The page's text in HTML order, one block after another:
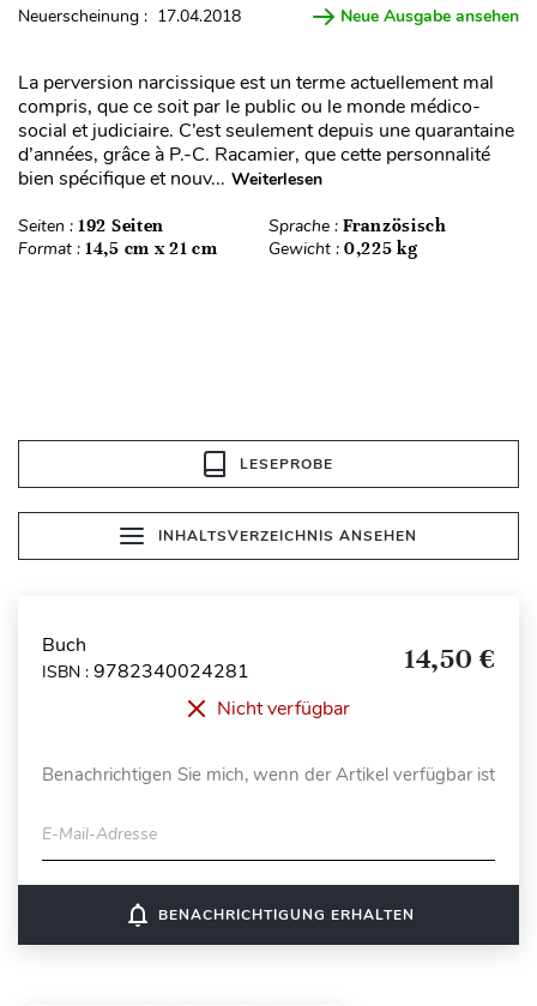
Neuerscheinung : 17.04.2018
Neue Ausgabe ansehen
La perversion narcissique est un terme actuellement mal
compris, que ce soit par le public ou le monde médico-
social et judiciaire. C’est seulement depuis une quarantaine
d’années, grâce à P.-C. Racamier, que cette personnalité
bien spécifique et nouv... Weiterlesen
Seiten : 192 Seiten Sprache : Französisch
Format : 14,5 cm x 21 cm Gewicht : 0,225 kg
LESEPROBE
INHALTSVERZEICHNIS ANSEHEN
Buch
ISBN : 9782340024281 14,50 €
Nicht verfügbar
Benachrichtigen Sie mich, wenn der Artikel verfügbar ist
E-Mail-Adresse
notifications_none BENACHRICHTIGUNG ERHALTEN